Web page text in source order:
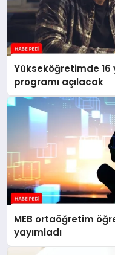
Yükseköğretimde
programı açılacak
MEB ortaöğretim
yayımladı